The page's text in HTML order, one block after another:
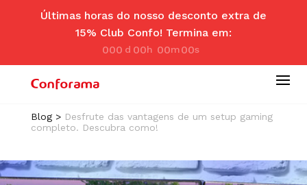
Últimas horas do nosso desconto extra de
15% Club Confo! Termina em:
000 d
ay
00hr
s
00m
in
00se
c
Blog> Desfrute das vantagens de um setup gaming
completo. Descubra como!